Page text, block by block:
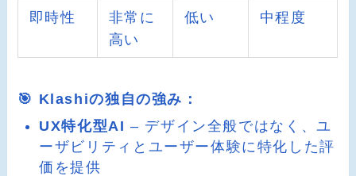
即時性
非常に
高い
低い 中程度
🎯 Klashiの独自の強み：
UX特化型AI – デザイン全般ではなく、ユ
ーザビリティとユーザー体験に特化した評
価を提供